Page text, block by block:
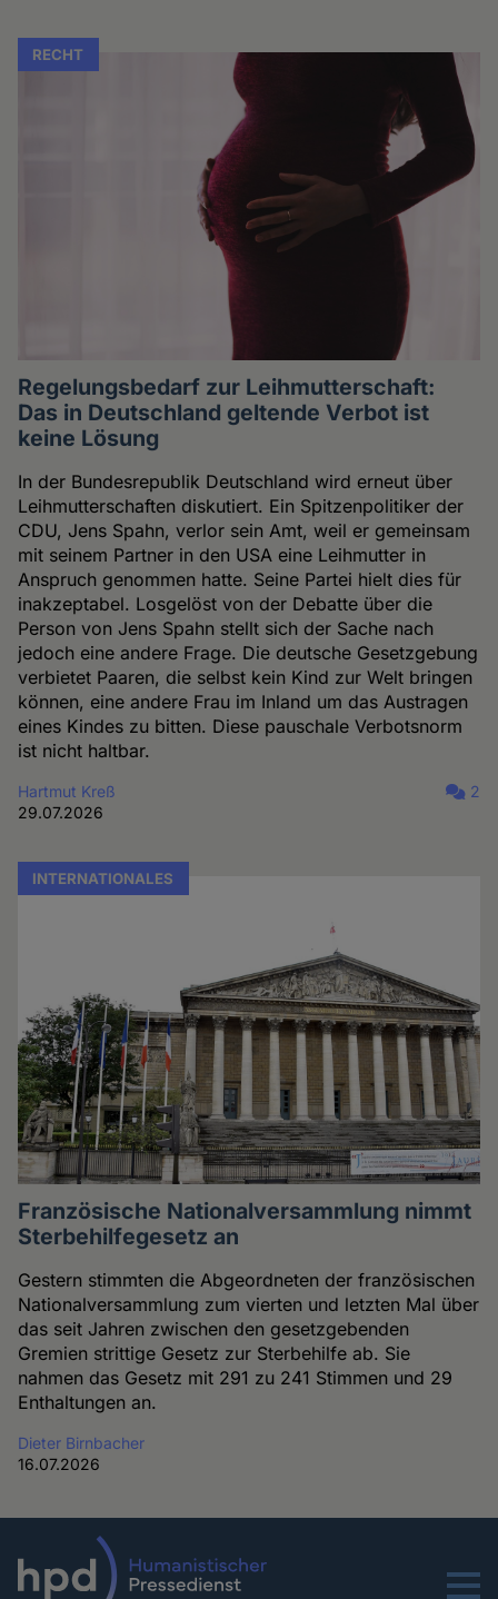
RECHT
Regelungsbedarf zur Leihmutterschaft:
Das in Deutschland geltende Verbot ist
keine Lösung
In der Bundesrepublik Deutschland wird erneut über
Leihmutterschaften diskutiert. Ein Spitzenpolitiker der
CDU, Jens Spahn, verlor sein Amt, weil er gemeinsam
mit seinem Partner in den USA eine Leihmutter in
Anspruch genommen hatte. Seine Partei hielt dies für
inakzeptabel. Losgelöst von der Debatte über die
Person von Jens Spahn stellt sich der Sache nach
jedoch eine andere Frage. Die deutsche Gesetzgebung
verbietet Paaren, die selbst kein Kind zur Welt bringen
können, eine andere Frau im Inland um das Austragen
eines Kindes zu bitten. Diese pauschale Verbotsnorm
ist nicht haltbar.
Hartmut Kreß
29.07.2026
2
INTERNATIONALES
Französische Nationalversammlung nimmt
Sterbehilfegesetz an
Gestern stimmten die Abgeordneten der französischen
Nationalversammlung zum vierten und letzten Mal über
das seit Jahren zwischen den gesetzgebenden
Gremien strittige Gesetz zur Sterbehilfe ab. Sie
nahmen das Gesetz mit 291 zu 241 Stimmen und 29
Enthaltungen an.
Dieter Birnbacher
16.07.2026
Menu